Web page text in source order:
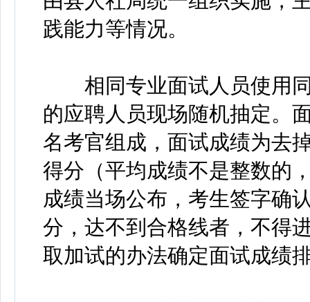
践能力等情况。
相同专业面试人员使用同
的应聘人员现场随机抽定。
名考官组成，面试成绩为去
得分（平均成绩不是整数的
成绩当场公布，考生签字确
分，达不到合格线者，不得
取加试的办法确定面试成绩